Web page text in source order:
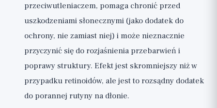
przeciwutleniaczem, pomaga chronić przed
uszkodzeniami słonecznymi (jako dodatek do
ochrony, nie zamiast niej) i może nieznacznie
przyczynić się do rozjaśnienia przebarwień i
poprawy struktury. Efekt jest skromniejszy niż w
przypadku retinoidów, ale jest to rozsądny dodatek
do porannej rutyny na dłonie.